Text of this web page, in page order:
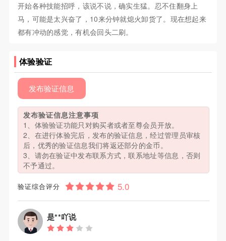
开始各种技能招呼，该说不说，确实生猛。忍不住翻身上
马，可能是太兴奋了，10来分钟就熄火卸货了。现在想起来
都有冲动的感觉，有机会回头二刷。
体验验证
发布验证信息
发布验证信息注意事项
1、体验验证功能只对购买者或者至尊会员开放。
2、在进行体验完后，发布的验证信息，经过管理员审核
后，优秀的验证信息我们将返还部分的金币。
3、请勿在验证中发布联系方式，联系地址等信息，否则
不予通过。
验证综合评分
是**吖说